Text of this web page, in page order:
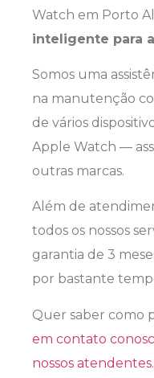
Watch em Porto
inteligente para
Somos uma
na manutenção
de vários
Apple Watch —
outras marcas.
Além de
todos os nossos
garantia de 3
por bastante
Quer saber como
em contato
nossos atendentes.